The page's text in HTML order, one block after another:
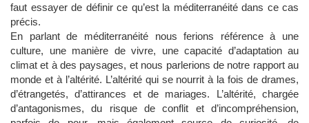
faut essayer de définir ce qu’est la méditerranéité dans ce cas
précis.
En parlant de méditerranéité nous ferions référence à une
culture, une manière de vivre, une capacité d’adaptation au
climat et à des paysages, et nous parlerions de notre rapport au
monde et à l’altérité. L’altérité qui se nourrit à la fois de drames,
d’étrangetés, d’attirances et de mariages. L’altérité, chargée
d’antagonismes, du risque de conflit et d’incompréhension,